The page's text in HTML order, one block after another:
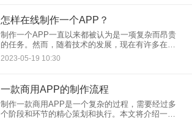
怎样在线制作一个APP？
制作一个APP一直以来都被认为是一项复杂而昂贵
的任务。然而，随着技术的发展，现在有许多在线
平台可以帮助人们快速、简便地制作自己的APP。
本文将介绍如何在线制作一个APP的基本步骤和工
2023-05-19 10:30
一款商用APP的制作流程
制作一款商用APP是一个复杂的过程，需要经过多
个阶段和环节的精心策划和执行。本文将介绍一款